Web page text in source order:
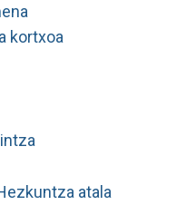
kortxoa
atala